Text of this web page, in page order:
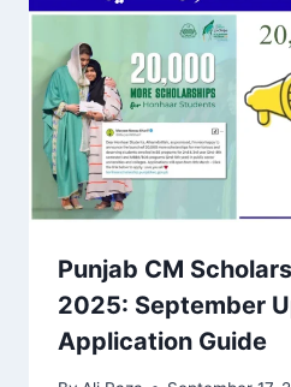
Punjab CM
2025: September
Application Guide